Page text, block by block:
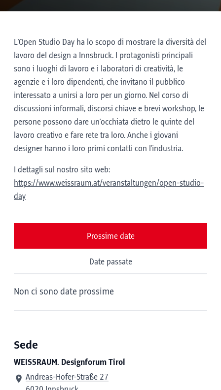
L'Open Studio Day ha lo scopo di mostrare la diversità del
lavoro del design a Innsbruck. I protagonisti principali
sono i luoghi di lavoro e i laboratori di creatività, le
agenzie e i loro dipendenti, che invitano il pubblico
interessato a unirsi a loro per un giorno. Nel corso di
discussioni informali, discorsi chiave e brevi workshop, le
persone possono dare un'occhiata dietro le quinte del
lavoro creativo e fare rete tra loro. Anche i giovani
designer hanno i loro primi contatti con l'industria.
I dettagli sul nostro sito web:
https://www.weissraum.at/veranstaltungen/open-studio-
day
Prossime date
Date passate
Non ci sono date prossime
Sede
WEISSRAUM. Designforum Tirol
Andreas-Hofer-Straße 27